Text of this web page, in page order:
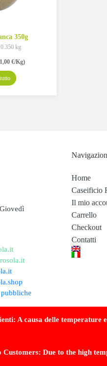
A causa delle temperature
Customers: Due to the high
350g
kg
€/Kg)
Home
Caseificio
Il mio
Carrello
Checkout
Contatti